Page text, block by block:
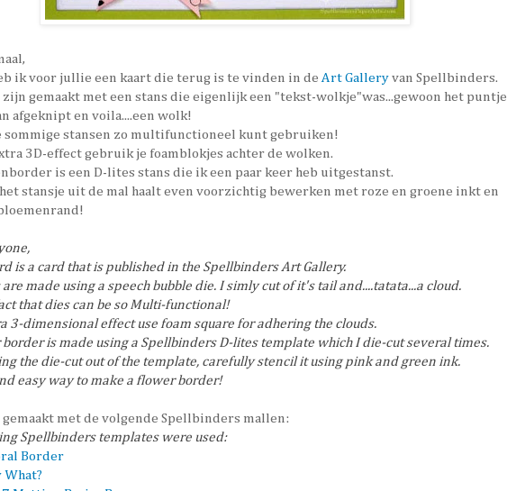
ik voor jullie een kaart die terug is te vinden in deArt Gallery van Spellbinders.
zijn gemaakt met een stans die eigenlijk een "tekst-wolkje"was...gewoon het puntje
afgeknipt en voila....een wolk!
sommige stansen zo multifunctioneel kunt gebruiken!
3D-effect gebruik je foamblokjes achter de wolken.
is een D-lites stans die ik een paar keer heb uitgestanst.
stansje uit de mal haalt even voorzichtig bewerken met roze en groene inkt en
is a card that is published in the SpellbindersArt Gallery.
are made using a speech bubble die. I simly cut of it's tail and....tatata...a cloud.
that dies can be so Multi-functional!
3-dimensional effect use foam square for adhering the clouds.
border is made using a Spellbinders D-lites template which I die-cut several times.
the die-cut out of the template, carefully stencil it using pink and green ink.
easy way to make a flower border!
gemaakt met de volgende Spellbinders mallen:
Spellbinders templates were used:
Border
What?